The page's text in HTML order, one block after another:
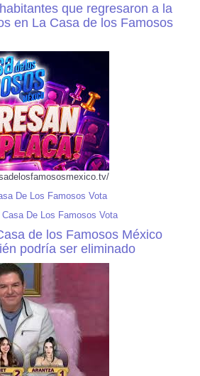
que regresaron a la
en La Casa de los Famosos
De Los Famosos Vota
Casa De Los Famosos Vota
de los Famosos México
podría ser eliminado